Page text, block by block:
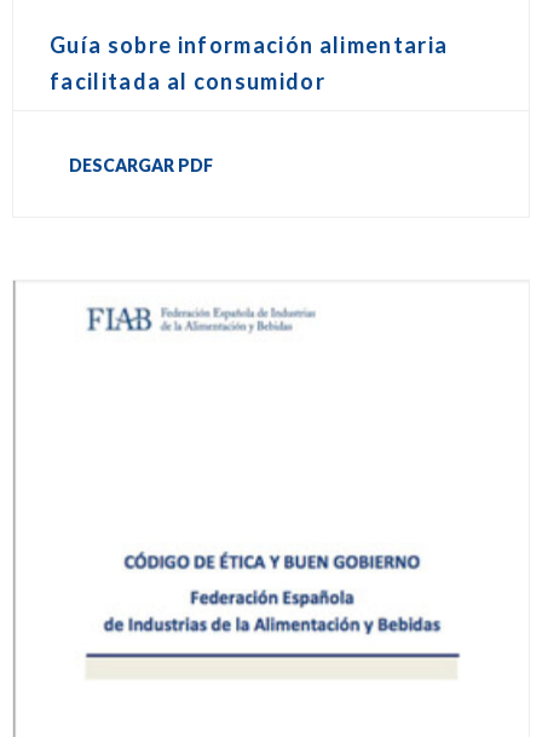
Guía sobre información alimentaria
facilitada al consumidor
DESCARGAR PDF